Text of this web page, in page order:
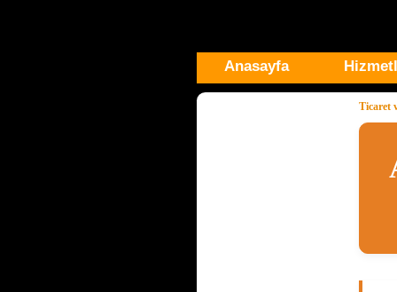
Anasayfa
Ticaret